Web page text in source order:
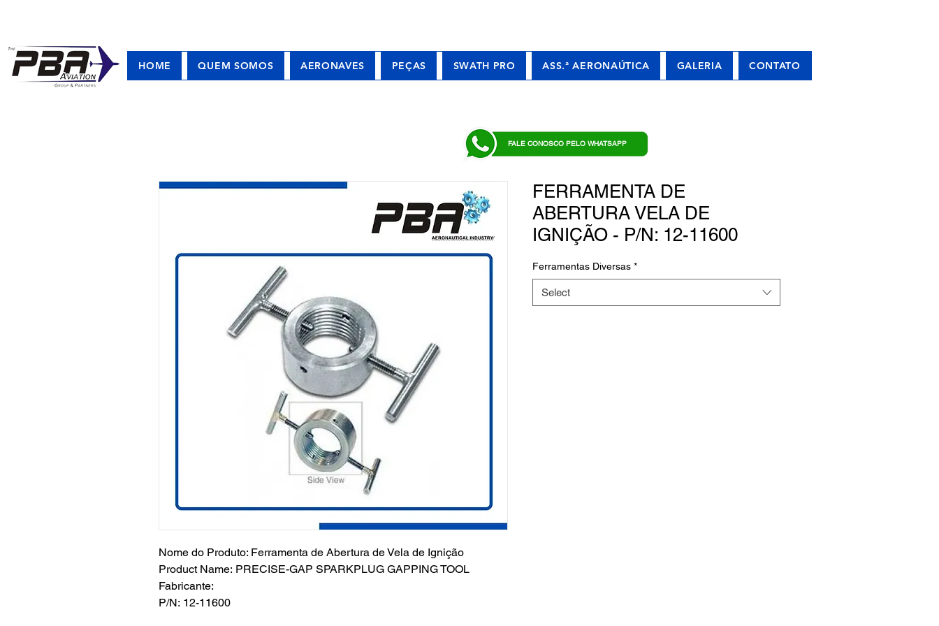
HOME QUEM SOMOS AERONAVES PEÇAS SWATH PRO ASS.ª AERONAÚTICA GALERIA CONTATO
FALE CONOSCO PELO WHATSAPP
Nome do Produto: Ferramenta de Abertura de Vela de Ignição
Product Name: PRECISE-GAP SPARKPLUG GAPPING TOOL
Fabricante:
P/N: 12-11600
FERRAMENTA DE
ABERTURA VELA DE
IGNIÇÃO - P/N: 12-11600
Ferramentas Diversas *
Select